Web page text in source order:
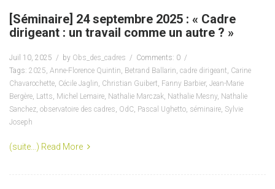
[Séminaire] 24 septembre 2025 : « Cadre
dirigeant : un travail comme un autre ? »
Juil 10, 2025 by Obs_des_cadres
Comments: 0
Tags: 2025 Anne-Florence Quintin Betrand Ballarin cadre dirigeant Carine
Chavarochette Cécile Jaglin Christian Guibert Fanny Barbier, Jean-Marie
Bergère Latts Michel Lemaire Nathalie Marczak Nathalie Mesny, Nathalie
Sanchez observatoire des cadres OdC Pascal Ughetto séminaire Sylvie
Joseph
(suite…) Read More